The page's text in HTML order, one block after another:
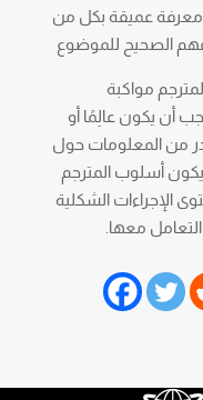
عميقة بكل من
الصحيح للموضوع
مواكبة
أن يكون عالِمًا أو
من المعلومات حول
أسلوب المترجم
الإجراءات الشكلية
معها.